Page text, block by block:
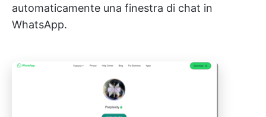
automaticamente una finestra di chat in
WhatsApp.